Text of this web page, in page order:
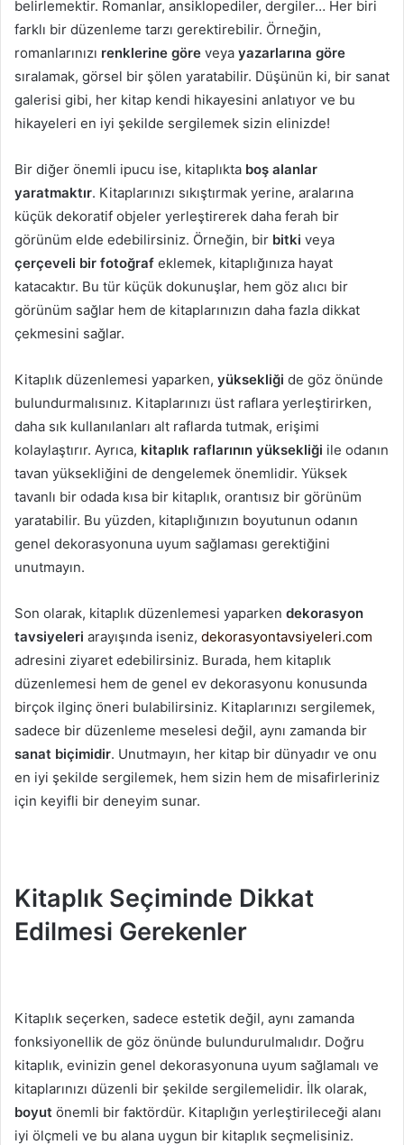
belirlemektir. Romanlar, ansiklopediler, dergiler… Her biri
farklı bir düzenleme tarzı gerektirebilir. Örneğin,
romanlarınızı renklerine göre veya yazarlarına göre
sıralamak, görsel bir şölen yaratabilir. Düşünün ki, bir sanat
galerisi gibi, her kitap kendi hikayesini anlatıyor ve bu
hikayeleri en iyi şekilde sergilemek sizin elinizde!
Bir diğer önemli ipucu ise, kitaplıkta boş alanlar
yaratmaktır. Kitaplarınızı sıkıştırmak yerine, aralarına
küçük dekoratif objeler yerleştirerek daha ferah bir
görünüm elde edebilirsiniz. Örneğin, bir bitki veya
çerçeveli bir fotoğraf eklemek, kitaplığınıza hayat
katacaktır. Bu tür küçük dokunuşlar, hem göz alıcı bir
görünüm sağlar hem de kitaplarınızın daha fazla dikkat
çekmesini sağlar.
Kitaplık düzenlemesi yaparken, yüksekliği de göz önünde
bulundurmalısınız. Kitaplarınızı üst raflara yerleştirirken,
daha sık kullanılanları alt raflarda tutmak, erişimi
kolaylaştırır. Ayrıca, kitaplık raflarının yüksekliği ile odanın
tavan yüksekliğini de dengelemek önemlidir. Yüksek
tavanlı bir odada kısa bir kitaplık, orantısız bir görünüm
yaratabilir. Bu yüzden, kitaplığınızın boyutunun odanın
genel dekorasyonuna uyum sağlaması gerektiğini
unutmayın.
Son olarak, kitaplık düzenlemesi yaparken dekorasyon
tavsiyeleri arayışında iseniz, dekorasyontavsiyeleri.com
adresini ziyaret edebilirsiniz. Burada, hem kitaplık
düzenlemesi hem de genel ev dekorasyonu konusunda
birçok ilginç öneri bulabilirsiniz. Kitaplarınızı sergilemek,
sadece bir düzenleme meselesi değil, aynı zamanda bir
sanat biçimidir. Unutmayın, her kitap bir dünyadır ve onu
en iyi şekilde sergilemek, hem sizin hem de misafirleriniz
için keyifli bir deneyim sunar.
Kitaplık Seçiminde Dikkat
Edilmesi Gerekenler
Kitaplık seçerken, sadece estetik değil, aynı zamanda
fonksiyonellik de göz önünde bulundurulmalıdır. Doğru
kitaplık, evinizin genel dekorasyonuna uyum sağlamalı ve
kitaplarınızı düzenli bir şekilde sergilemelidir. İlk olarak,
boyut önemli bir faktördür. Kitaplığın yerleştirileceği alanı
iyi ölçmeli ve bu alana uygun bir kitaplık seçmelisiniz.